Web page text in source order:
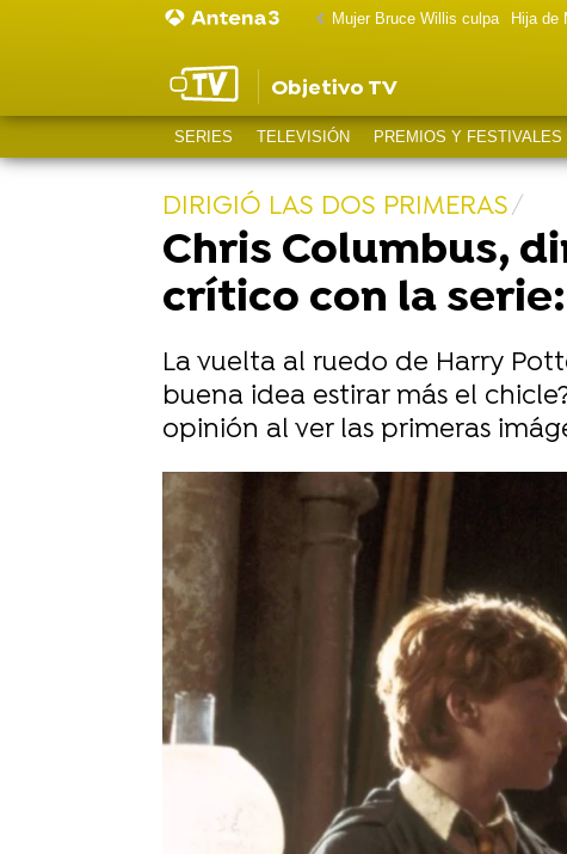
Mujer Bruce Willis culpa Hija de
Objetivo TV
SERIES TELEVISIÓN PREMIOS Y FESTIVALES
DIRIGIÓ LAS DOS PRIMERAS
Chris Columbus,
crítico con la
La vuelta al ruedo de Harry
buena idea estirar más el
opinión al ver las primeras
La serie de Harry Potter presenta a